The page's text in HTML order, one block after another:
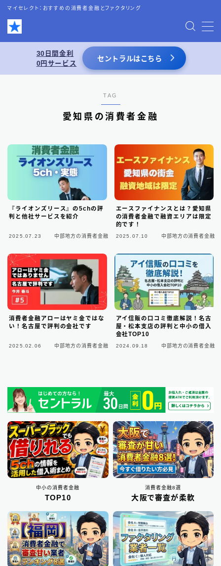
マイセレクト：おすすめの消費者金融とファクタリング
MENU
お問い合わせ
特定商取引法表記
運営者情報
あわせて読みたい
活用した借入術まとめ
大阪府の消費者金融 7
北海道地方の消費者金融 8
関東地方の消費者金融 12
九州地方の消費者金融 34
中小消費者金融で借りる 12
ビジネスローン 2
ファクタリング 75
個人間融資は要注意
後払い決済サービス 7
おまとめローン 6
大手消費者金融で借りる 3
30日間金利
0円サービス
セントラルはこちら
TAG
愛知県の消費者金融
『ライオンズリース』の5chの評
判と他社サービスを紹介
2025.07.23 中部地方の消費者金融
エースファイナンスとは？愛知県
の消費者金融で融資エリアは限定
的です！
2025.07.10 中部地方の消費者金融
消費者金融アローはヤミ金ではな
い！名古屋で評判の会社です
2025.02.06 中部地方の消費者金融
アイ信販の口コミ徹底解説！名古
屋・松本支店の評判と中小の借入
会社TOP10
2024.09.18 中部地方の消費者金融
中小の消費者金融
TOP10
消費者金融8選
大阪で審査が柔軟